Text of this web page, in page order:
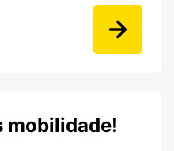
mobilidade!